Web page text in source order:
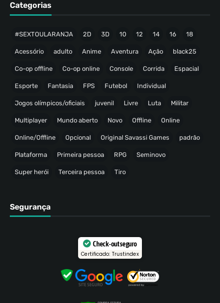
Categorias
#SEXTOULARANJA 2D 3D 10 12 14 16 18
Acessório adulto Anime Aventura Ação black25
Co-op offline Co-op online Console Corrida Espacial
Esporte Fantasia FPS Futebol Individual
Jogos olímpicos/oficiais juvenil Livre Luta Militar
Multiplayer Mundo aberto Novo Offline Online
Online/Offline Opcional Original Savassi Games padrão
Plataforma Primeira pessoa RPG Seminovo
Super herói Terceira pessoa Tiro
Segurança
Check-out seguro
Certificado: Trustindex